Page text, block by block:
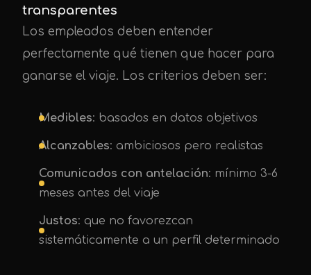
transparentes
Los empleados deben entender
perfectamente qué tienen que hacer para
ganarse el viaje. Los criterios deben ser:
Medibles: basados en datos objetivos
Alcanzables: ambiciosos pero realistas
Comunicados con antelación: mínimo 3-6
meses antes del viaje
Justos: que no favorezcan
sistemáticamente a un perfil determinado